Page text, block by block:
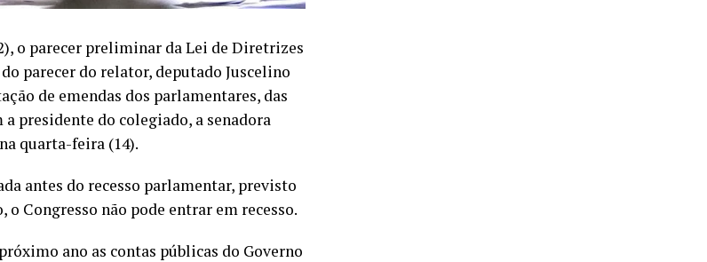
o parecer preliminar da Lei de Diretrizes
parecer do relator, deputado Juscelino
de emendas dos parlamentares, das
a presidente do colegiado, a senadora
quarta-feira (14).
antes do recesso parlamentar, previsto
o Congresso não pode entrar em recesso.
ano as contas públicas do Governo